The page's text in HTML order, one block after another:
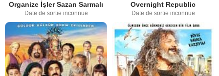
Organize İşler Sazan Sarmalı
Date de sortie inconnue
Overnight Republic
Date de sortie inconnue